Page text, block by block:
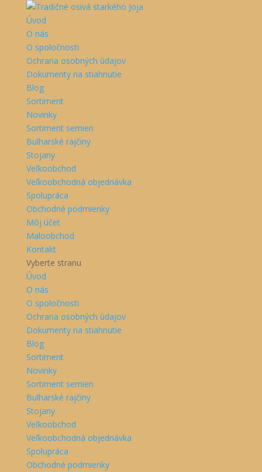
Úvod
O nás
O spoločnosti
Ochrana osobných údajov
Dokumenty na stiahnutie
Blog
Sortiment
Novinky
Sortiment semien
Bulharské rajčiny
Stojany
Veľkoobchod
Veľkoobchodná objednávka
Spolupráca
Obchodné podmienky
Môj účet
Maloobchod
Kontakt
Vyberte stranu
Úvod
O nás
O spoločnosti
Ochrana osobných údajov
Dokumenty na stiahnutie
Blog
Sortiment
Novinky
Sortiment semien
Bulharské rajčiny
Stojany
Veľkoobchod
Veľkoobchodná objednávka
Spolupráca
Obchodné podmienky